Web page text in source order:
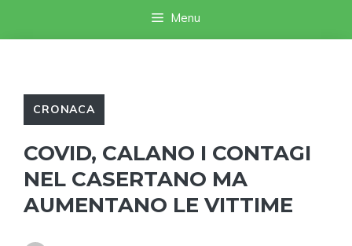
Menu
CRONACA
COVID, CALANO I CONTAGI
NEL CASERTANO MA
AUMENTANO LE VITTIME